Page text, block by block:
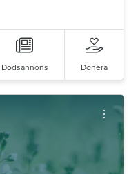
Dödsannons Donera